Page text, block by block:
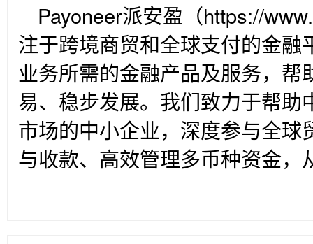
Payoneer派安盈（https://
注于跨境商贸和全球支付的金融
业务所需的金融产品及服务，
易、稳步发展。我们致力于帮助
市场的中小企业，深度参与全球
与收款、高效管理多币种资金，